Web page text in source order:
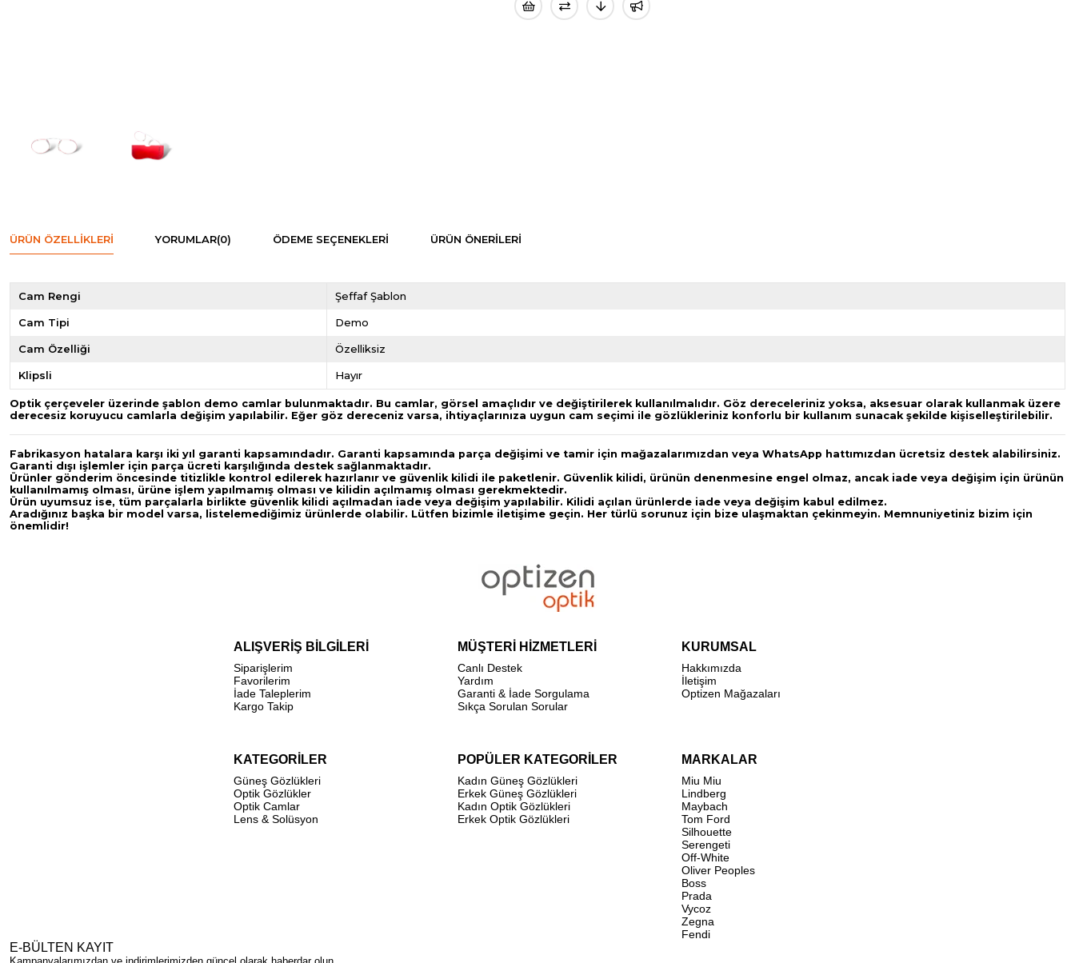
ÜRÜN ÖZELLIKLERI YORUMLAR(0) ÖDEME SEÇENEKLERI ÜRÜN ÖNERILERI
Cam Rengi Şeffaf Şablon
Cam Tipi Demo
Cam Özelliği Özelliksiz
Klipsli Hayır
Optik çerçeveler üzerinde şablon demo camlar bulunmaktadır. Bu camlar, görsel amaçlıdır ve değiştirilerek kullanılmalıdır. Göz dereceleriniz yoksa, aksesuar olarak kullanmak üzere
derecesiz koruyucu camlarla değişim yapılabilir. Eğer göz dereceniz varsa, ihtiyaçlarınıza uygun cam seçimi ile gözlükleriniz konforlu bir kullanım sunacak şekilde kişiselleştirilebilir.
Fabrikasyon hatalara karşı iki yıl garanti kapsamındadır. Garanti kapsamında parça değişimi ve tamir için mağazalarımızdan veya WhatsApp hattımızdan ücretsiz destek alabilirsiniz.
Garanti dışı işlemler için parça ücreti karşılığında destek sağlanmaktadır.
Ürünler gönderim öncesinde titizlikle kontrol edilerek hazırlanır ve güvenlik kilidi ile paketlenir. Güvenlik kilidi, ürünün denenmesine engel olmaz, ancak iade veya değişim için ürünün
kullanılmamış olması, ürüne işlem yapılmamış olması ve kilidin açılmamış olması gerekmektedir.
Ürün uyumsuz ise, tüm parçalarla birlikte güvenlik kilidi açılmadan iade veya değişim yapılabilir. Kilidi açılan ürünlerde iade veya değişim kabul edilmez.
Aradığınız başka bir model varsa, listelemediğimiz ürünlerde olabilir. Lütfen bizimle iletişime geçin. Her türlü sorunuz için bize ulaşmaktan çekinmeyin. Memnuniyetiniz bizim için
önemlidir!
ALIŞVERİŞ BİLGİLERİ
Siparişlerim
Favorilerim
İade Taleplerim
Kargo Takip
MÜŞTERİ HİZMETLERİ
Canlı Destek
Yardım
Garanti & İade Sorgulama
Sıkça Sorulan Sorular
KURUMSAL
Hakkımızda
İletişim
Optizen Mağazaları
KATEGORİLER
Güneş Gözlükleri
Optik Gözlükler
Optik Camlar
Lens & Solüsyon
POPÜLER KATEGORİLER
Kadın Güneş Gözlükleri
Erkek Güneş Gözlükleri
Kadın Optik Gözlükleri
Erkek Optik Gözlükleri
MARKALAR
Miu Miu
Lindberg
Maybach
Tom Ford
Silhouette
Serengeti
Off-White
Oliver Peoples
Boss
Prada
Vycoz
Zegna
Fendi
E-BÜLTEN KAYIT